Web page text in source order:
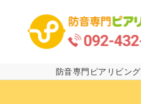
防音専門ピアリビング